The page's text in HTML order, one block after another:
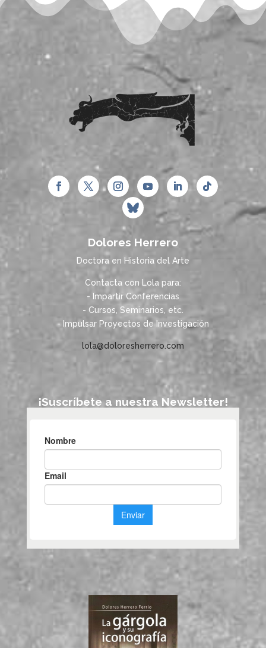
Dolores Herrero
Doctora en Historia del Arte
Contacta con Lola para:
- Impartir Conferencias
- Cursos, Seminarios, etc.
- Impulsar Proyectos de Investigación
lola@doloresherrero.com
¡Suscríbete a nuestra Newsletter!